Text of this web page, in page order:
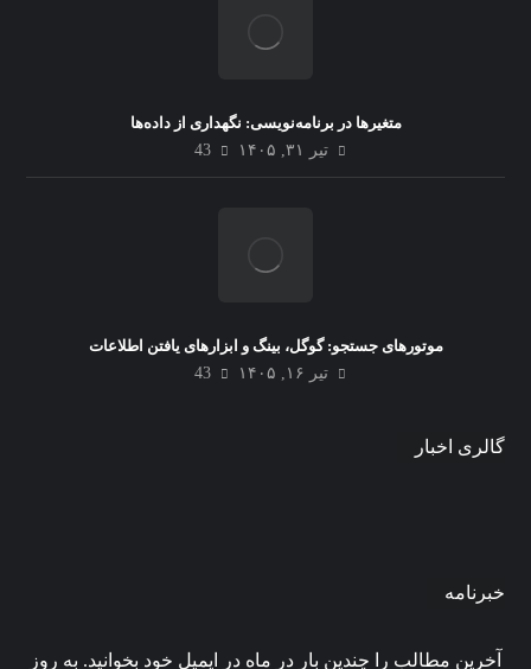
متغیرها در برنامه‌نویسی: نگهداری از داده‌ها
تیر ۳۱, ۱۴۰۵
43
موتورهای جستجو: گوگل، بینگ و ابزارهای یافتن اطلاعات
تیر ۱۶, ۱۴۰۵
43
گالری اخبار
بینایی ماشین (Computer Vision):
خبرنامه
آخرین مطالب را چندین بار در ماه در ایمیل خود بخوانید. به روز